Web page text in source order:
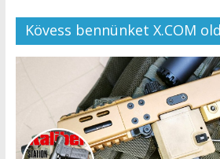
Kövess bennünket X.COM